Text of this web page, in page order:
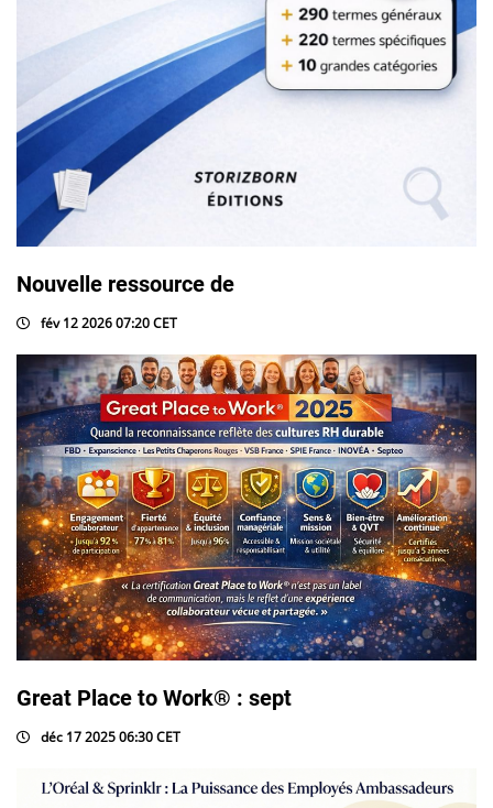
Nouvelle ressource de
fév 12 2026 07:20 CET
Great Place to Work® : sept
déc 17 2025 06:30 CET